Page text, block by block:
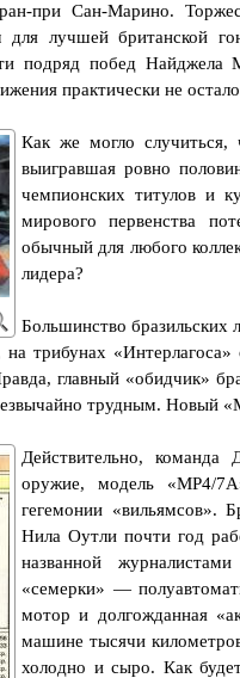
при Сан-Марино.
для лучшей британской
подряд побед
практически не
Как же могло случиться,
выигравшая ровно
чемпионских титулов и
мирового первенства
обычный для любого
лидера?
Большинство
трибунах
главный «обидчик»
трудным. Новый
Действительно, команда
оружие, модель «МР4/
гегемонии «вильямсов».
Нила Оутли почти год
названной
«семерки» —
мотор и долгожданная
машине тысячи
холодно и сыро. Как